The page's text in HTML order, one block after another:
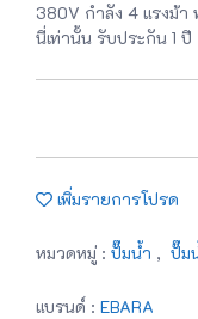
380V กำลัง 4 แรงม้า
นี่เท่านั้น รับประกัน 1 ปี
เพิ่มรายการโปรด
หมวดหมู่ : ปั๊มน้ำ , ปั๊ม
แบรนด์ : EBARA